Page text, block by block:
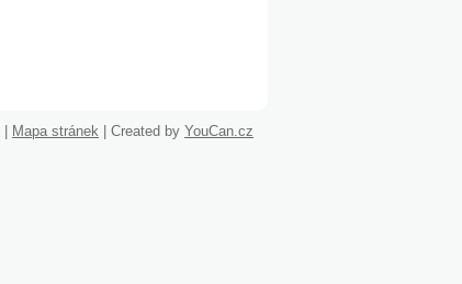
Mapa stránek Created by YouCan.cz